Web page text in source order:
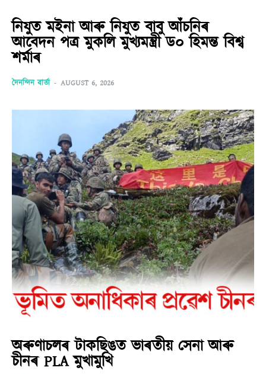
নিযুত মইনা আৰু নিযুত বাবু আঁচনিৰ
আবেদন পত্ৰ মুকলি মুখ্যমন্ত্ৰী ড০ হিমন্ত বিশ্ব
শৰ্মাৰ
দৈনন্দিন বাৰ্তা - AUGUST 6, 2026
অৰুণাচলৰ টাকছিঙত ভাৰতীয় সেনা আৰু
চীনৰ PLA মুখামুখি